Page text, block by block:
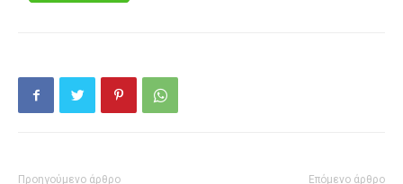
Προηγούμενο άρθρο Επόμενο άρθρο